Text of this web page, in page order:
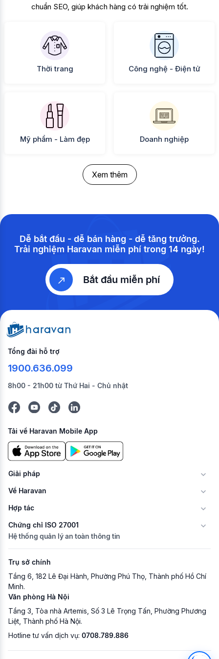
chuẩn SEO, giúp khách hàng có trải nghiệm tốt.
Thời trang Công nghệ - Điện tử
Mỹ phẩm - Làm đẹp Doanh nghiệp
Xem thêm
Dễ bắt đầu - dễ bán hàng - dễ tăng trưởng.
Trải nghiệm Haravan miễn phí trong 14 ngày!
Bắt đầu miễn phí
Tổng đài hỗ trợ
1900.636.099
8h00 - 21h00 từ Thứ Hai - Chủ nhật
Tải về Haravan Mobile App
Giải pháp
Về Haravan
Hợp tác
Chứng chỉ ISO 27001
Hệ thống quản lý an toàn thông tin
Trụ sở chính
Tầng 6, 182 Lê Đại Hành, Phường Phú Thọ, Thành phố Hồ Chí
Minh.
Văn phòng Hà Nội
Tầng 3, Tòa nhà Artemis, Số 3 Lê Trọng Tấn, Phường Phương
Liệt, Thành phố Hà Nội.
Hotline tư vấn dịch vụ: 0708.789.886